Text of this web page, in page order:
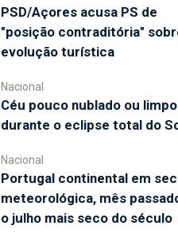
PSD/Açores acusa PS de
"posição contraditória"
evolução turística
Nacional
Céu pouco nublado ou limpo
durante o eclipse total do
Nacional
Portugal continental em
meteorológica, mês
o julho mais seco do século